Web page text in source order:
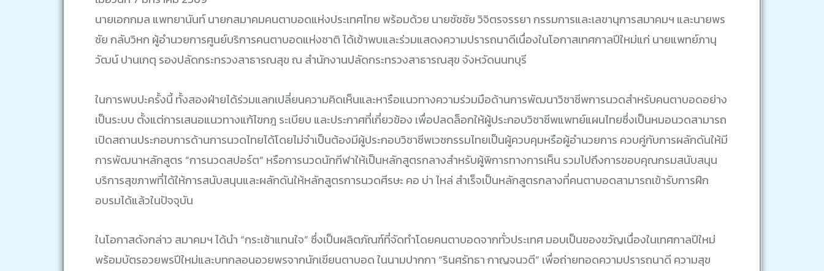
นายเอกกมล แพทยานันท์ นายกสมาคมคนตาบอดแห่งประเทศไทย พร้อมด้วย นายชัชชัย วิจิตรจรรยา กรรมการและเลขานุการสมาคมฯ และนายพร
ชัย กลับวิหก ผู้อำนวยการศูนย์บริการคนตาบอดแห่งชาติ ได้เข้าพบและร่วมแสดงความปรารถนาดีเนื่องในโอกาสเทศกาลปีใหม่แก่ นายแพทย์ภานุ
วัฒน์ ปานเกตุ รองปลัดกระทรวงสาธารณสุข ณ สำนักงานปลัดกระทรวงสาธารณสุข จังหวัดนนทบุรี
ในการพบปะครั้งนี้ ทั้งสองฝ่ายได้ร่วมแลกเปลี่ยนความคิดเห็นและหารือแนวทางความร่วมมือด้านการพัฒนาวิชาชีพการนวดสำหรับคนตาบอดอย่าง
เป็นระบบ ตั้งแต่การเสนอแนวทางแก้ไขกฎ ระเบียบ และประกาศที่เกี่ยวข้อง เพื่อปลดล็อกให้ผู้ประกอบวิชาชีพแพทย์แผนไทยซึ่งเป็นหมอนวดสามารถ
เปิดสถานประกอบการด้านการนวดไทยได้โดยไม่จำเป็นต้องมีผู้ประกอบวิชาชีพเวชกรรมไทยเป็นผู้ควบคุมหรือผู้อำนวยการ ควบคู่กับการผลักดันให้มี
การพัฒนาหลักสูตร “การนวดสปอร์ต” หรือการนวดนักกีฬาให้เป็นหลักสูตรกลางสำหรับผู้พิการทางการเห็น รวมไปถึงการขอบคุณกรมสนับสนุน
บริการสุขภาพที่ได้ให้การสนับสนุนและผลักดันให้หลักสูตรการนวดศีรษะ คอ บ่า ไหล่ สำเร็จเป็นหลักสูตรกลางที่คนตาบอดสามารถเข้ารับการฝึก
อบรมได้แล้วในปัจจุบัน
ในโอกาสดังกล่าว สมาคมฯ ได้นำ “กระเช้าแทนใจ” ซึ่งเป็นผลิตภัณฑ์ที่จัดทำโดยคนตาบอดจากทั่วประเทศ มอบเป็นของขวัญเนื่องในเทศกาลปีใหม่
พร้อมบัตรอวยพรปีใหม่และบทกลอนอวยพรจากนักเขียนตาบอด ในนามปากกา “รินศรัทธา กาญจนวตี” เพื่อถ่ายทอดความปรารถนาดี ความสุข